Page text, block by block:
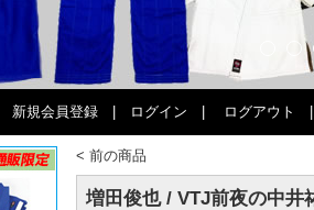
新規会員登録 ログイン ログアウト
< 前の商品
増田俊也 / VTJ前夜の中井